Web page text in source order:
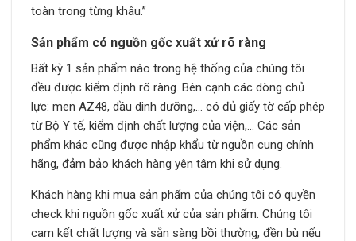
toàn trong từng khâu.”
Sản phẩm có nguồn gốc xuất xử rõ ràng
Bất kỳ 1 sản phẩm nào trong hệ thống của chúng tôi
đều được kiểm định rõ ràng. Bên cạnh các dòng chủ
lực: men AZ48, dầu dinh dưỡng,… có đủ giấy tờ cấp phép
từ Bộ Y tế, kiểm định chất lượng của viện,… Các sản
phẩm khác cũng được nhập khẩu từ nguồn cung chính
hãng, đảm bảo khách hàng yên tâm khi sử dụng.
Khách hàng khi mua sản phẩm của chúng tôi có quyền
check khi nguồn gốc xuất xử của sản phẩm. Chúng tôi
cam kết chất lượng và sẵn sàng bồi thường, đền bù nếu